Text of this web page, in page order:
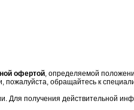
офертой, определяемой
пожалуйста, обращайтесь к
Для получения действительной